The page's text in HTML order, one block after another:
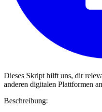
Dieses Skript hilft uns, dir
anderen digitalen Plattformen
Beschreibung: